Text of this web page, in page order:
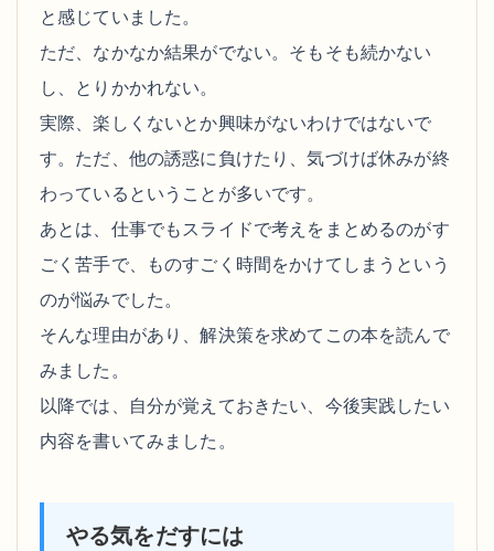
と感じていました。
ただ、なかなか結果がでない。そもそも続かない
し、とりかかれない。
実際、楽しくないとか興味がないわけではないで
す。ただ、他の誘惑に負けたり、気づけば休みが終
わっているということが多いです。
あとは、仕事でもスライドで考えをまとめるのがす
ごく苦手で、ものすごく時間をかけてしまうという
のが悩みでした。
そんな理由があり、解決策を求めてこの本を読んで
みました。
以降では、自分が覚えておきたい、今後実践したい
内容を書いてみました。
やる気をだすには